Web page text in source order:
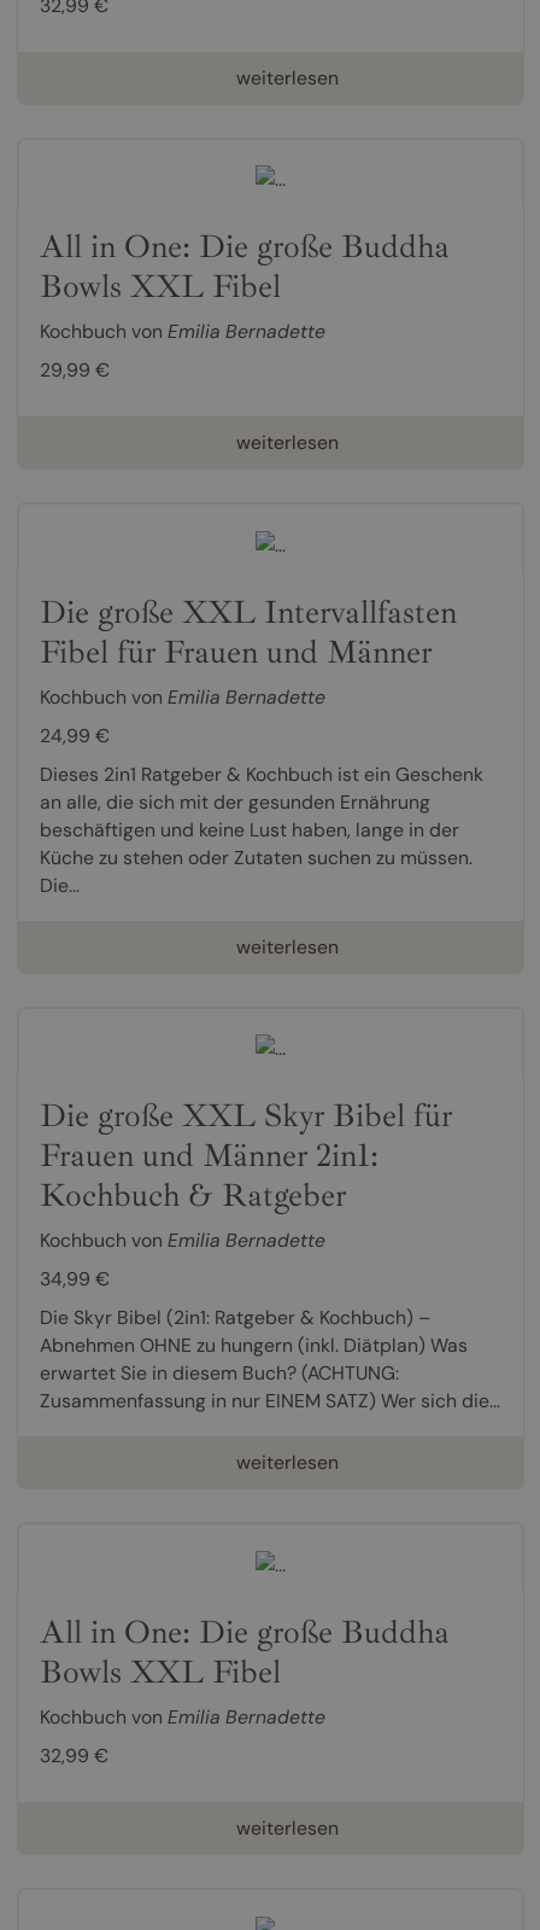
32,99 €
weiterlesen
All in One: Die große Buddha
Bowls XXL Fibel
Kochbuch von Emilia Bernadette
29,99 €
weiterlesen
Die große XXL Intervallfasten
Fibel für Frauen und Männer
Kochbuch von Emilia Bernadette
24,99 €
Dieses 2in1 Ratgeber & Kochbuch ist ein Geschenk
an alle, die sich mit der gesunden Ernährung
beschäftigen und keine Lust haben, lange in der
Küche zu stehen oder Zutaten suchen zu müssen.
Die...
weiterlesen
Die große XXL Skyr Bibel für
Frauen und Männer 2in1:
Kochbuch & Ratgeber
Kochbuch von Emilia Bernadette
34,99 €
Die Skyr Bibel (2in1: Ratgeber & Kochbuch) –
Abnehmen OHNE zu hungern (inkl. Diätplan) Was
erwartet Sie in diesem Buch? (ACHTUNG:
Zusammenfassung in nur EINEM SATZ) Wer sich die...
weiterlesen
All in One: Die große Buddha
Bowls XXL Fibel
Kochbuch von Emilia Bernadette
32,99 €
weiterlesen